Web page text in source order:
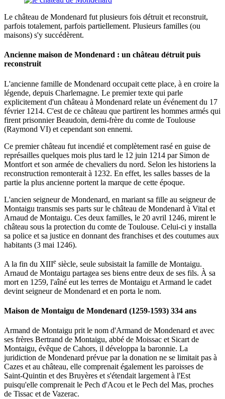
Le château de Mondenard fut plusieurs fois détruit et reconstruit,
parfois totalement, parfois partiellement. Plusieurs familles (ou
maisons) s'y succédèrent.
Ancienne maison de Mondenard : un château détruit puis
reconstruit
L'ancienne famille de Mondenard occupait cette place, à en croire la
légende, depuis Charlemagne. Le premier texte qui parle
explicitement d'un château à Mondenard relate un événement du 17
février 1214. C'est de ce château que partirent les hommes armés qui
firent prisonnier Beaudoin, demi-frère du comte de Toulouse
(Raymond VI) et cependant son ennemi.
Ce premier château fut incendié et complètement rasé en guise de
représailles quelques mois plus tard le 12 juin 1214 par Simon de
Montfort et son armée de chevaliers du nord. Selon les historiens la
reconstruction remonterait à 1232. En effet, les salles basses de la
partie la plus ancienne portent la marque de cette époque.
L'ancien seigneur de Mondenard, en mariant sa fille au seigneur de
Montaigu transmis ses parts sur le château de Mondenard à Vital et
Arnaud de Montaigu. Ces deux familles, le 20 avril 1246, mirent le
château sous la protection du comte de Toulouse. Celui-ci y installa
sa police et sa justice en donnant des franchises et des coutumes aux
habitants (3 mai 1246).
A la fin du XIIIe siècle, seule subsistait la famille de Montaigu.
Arnaud de Montaigu partagea ses biens entre deux de ses fils. À sa
mort en 1259, l'aîné eut les terres de Montaigu et Armand le cadet
devint seigneur de Mondenard et en porta le nom.
Maison de Montaigu de Mondenard (1259-1593) 334 ans
Armand de Montaigu prit le nom d'Armand de Mondenard et avec
ses frères Bertrand de Montaigu, abbé de Moissac et Sicart de
Montaigu, évêque de Cahors, il développa la baronnie. La
juridiction de Mondenard prévue par la donation ne se limitait pas à
Cazes et au château, elle comprenait également les paroisses de
Saint-Quintin et des Bruyères et s'étendait largement à l'Est
puisqu'elle comprenait le Pech d'Acou et le Pech del Mas, proches
de Tissac et de Vazerac.